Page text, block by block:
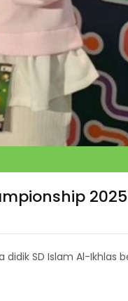
2025
SD Islam Al-Ikhlas